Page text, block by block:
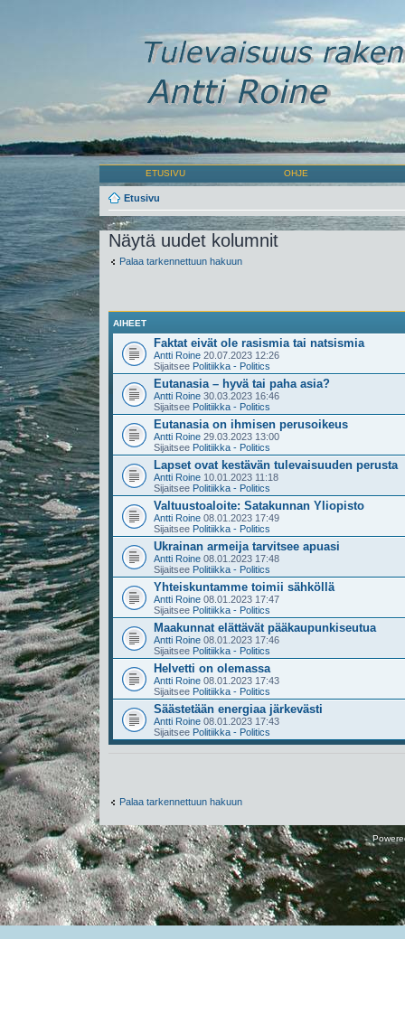
ETUSIVU OHJE
Etusivu
Näytä uudet kolumnit
Palaa tarkennettuun hakuun
AIHEET
Faktat eivät ole rasismia tai natsismia
Antti Roine 20.07.2023 12:26
Sijaitsee Politiikka - Politics
Eutanasia – hyvä tai paha asia?
Antti Roine 30.03.2023 16:46
Sijaitsee Politiikka - Politics
Eutanasia on ihmisen perusoikeus
Antti Roine 29.03.2023 13:00
Sijaitsee Politiikka - Politics
Lapset ovat kestävän tulevaisuuden perusta
Antti Roine 10.01.2023 11:18
Sijaitsee Politiikka - Politics
Valtuustoaloite: Satakunnan Yliopisto
Antti Roine 08.01.2023 17:49
Sijaitsee Politiikka - Politics
Ukrainan armeija tarvitsee apuasi
Antti Roine 08.01.2023 17:48
Sijaitsee Politiikka - Politics
Yhteiskuntamme toimii sähköllä
Antti Roine 08.01.2023 17:47
Sijaitsee Politiikka - Politics
Maakunnat elättävät pääkaupunkiseutua
Antti Roine 08.01.2023 17:46
Sijaitsee Politiikka - Politics
Helvetti on olemassa
Antti Roine 08.01.2023 17:43
Sijaitsee Politiikka - Politics
Säästetään energiaa järkevästi
Antti Roine 08.01.2023 17:43
Sijaitsee Politiikka - Politics
Palaa tarkennettuun hakuun